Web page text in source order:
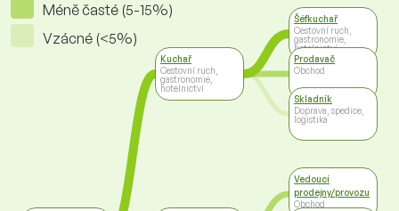
Méně časté (5-15%)
Vzácné (<5%)
Kuchař
Cestovní ruch,
gastronomie,
hotelnictví
Šéfkuchař
Cestovní ruch,
gastronomie,
hotelnictví
Prodavač
Obchod
Skladník
Doprava, spedice,
logistika
Vedoucí
prodejny/provozu
Obchod